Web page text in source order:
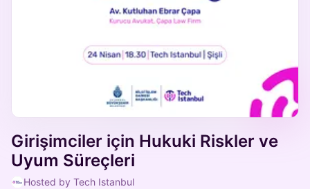
Girişimciler için Hukuki Riskler ve
Uyum Süreçleri
Hosted by Tech Istanbul